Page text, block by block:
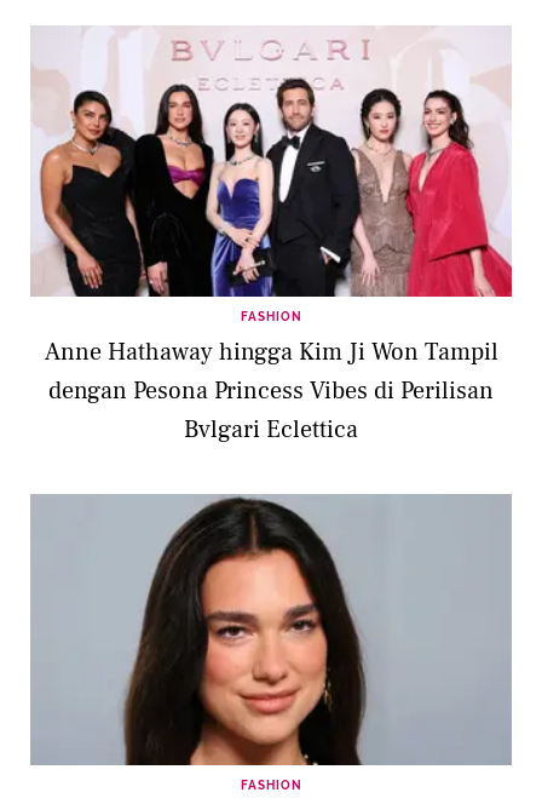
FASHION
Anne Hathaway hingga Kim Ji Won Tampil
dengan Pesona Princess Vibes di Perilisan
Bvlgari Eclettica
FASHION